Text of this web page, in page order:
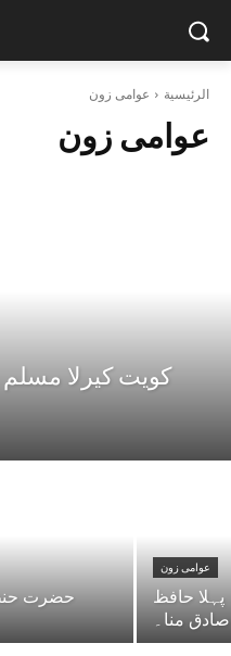
الرئيسية عوامی زون
عوامی زون
کویت کیرلا
حضرت
عوامی زون
حافظ
منا۔